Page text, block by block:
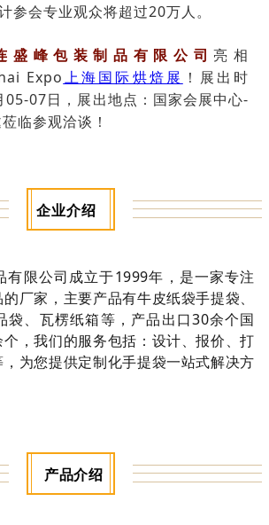
参会专业观众将超过20万人。
盛峰包装制品有限公司亮相
Expo上海国际烘焙展 ！展出时
07日，展出地点：国家会展中心-
临参观洽谈！
企业介绍
有限公司成立于1999年，是一家专注
厂家，主要产品有牛皮纸袋手提袋、
袋、瓦楞纸箱等，产品出口30余个国
，我们的服务包括：设计、报价、打
为您提供定制化手提袋一站式解决方
产品介绍